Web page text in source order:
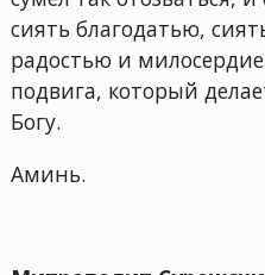
сиять благодатью,
радостью и
подвига, который
Богу.
Аминь.